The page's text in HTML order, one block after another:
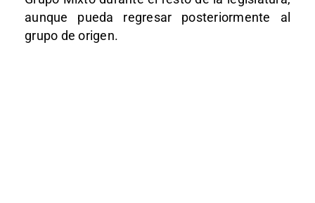
aunque pueda regresar posteriormente al
grupo de origen.